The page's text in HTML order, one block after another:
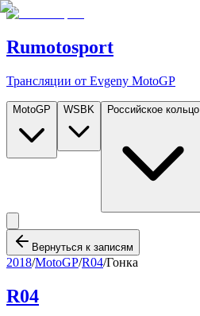
Rumotosport
Трансляции от Evgeny MotoGP
MotoGP WSBK Российское кольцо
Вернуться к записям
2018/MotoGP/R04/Гонка
R04